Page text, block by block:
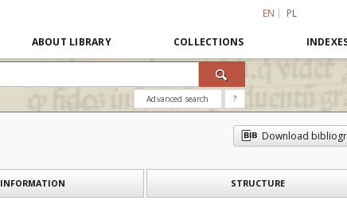
EN PL
ABOUT LIBRARY COLLECTIONS
Advanced search ?
Download
INFORMATION STRUCTURE